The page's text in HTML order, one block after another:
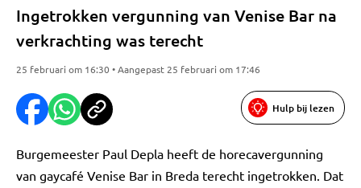
Ingetrokken vergunning van Venise Bar na
verkrachting was terecht
25 februari om 16:30 • Aangepast 25 februari om 17:46
Hulp bij lezen
Burgemeester Paul Depla heeft de horecavergunning
van gaycafé Venise Bar in Breda terecht ingetrokken. Dat